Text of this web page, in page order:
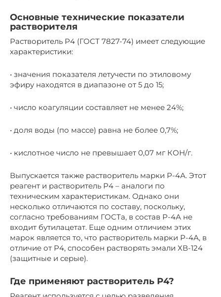
Основные технические показатели
растворителя
Растворитель Р4 (ГОСТ 7827-74) имеет следующие
характеристики:
• значения показателя летучести по этиловому
эфиру находятся в диапазоне от 5 до 15;
• число коагуляции составляет не менее 24%;
• доля воды (по массе) равна не более 0,7%;
• кислотное число не превышает 0,07 мг КОН/г.
Выпускается также растворитель марки Р-4А. Этот
реагент и растворитель Р4 – аналоги по
техническим характеристикам. Однако они
несколько отличаются по составу, поскольку,
согласно требованиям ГОСТа, в состав Р-4А не
входит бутилацетат. Еще одним отличием этих
марок является то, что растворитель марки Р-4А, в
отличие от Р4, способен растворять эмали ХВ-124
(защитные и серые).
Где применяют растворитель Р4?